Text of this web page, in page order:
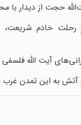
حجت از دیدار با
رحلت خادم شریعت،
آیت الله فلسفی
به این تمدن غرب